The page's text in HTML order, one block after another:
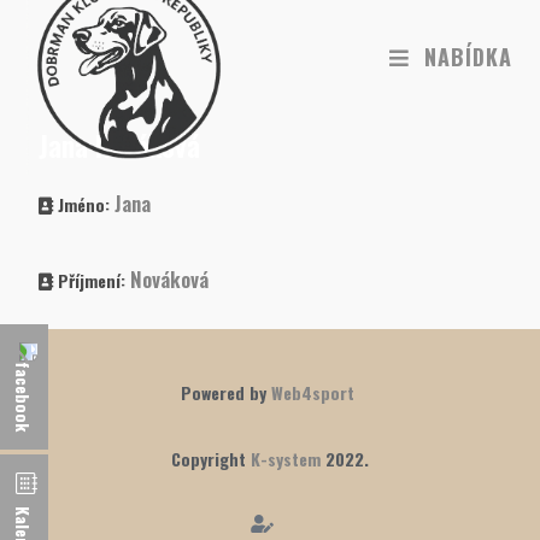
NABÍDKA
Jana Nováková
Jméno:Jana
Příjmení: Nováková
Powered byWeb4sport
Copyright K-system 2022.